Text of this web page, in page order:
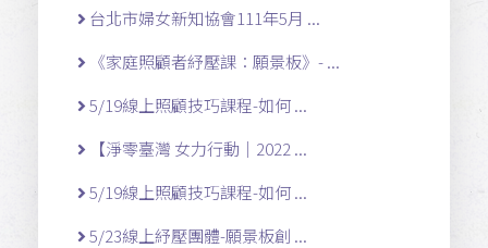
台北市婦女新知協會111年5月 ...
《家庭照顧者紓壓課：願景板》- ...
5/19線上照顧技巧課程-如何 ...
【淨零臺灣 女力行動｜2022 ...
5/19線上照顧技巧課程-如何 ...
5/23線上紓壓團體-願景板創 ...